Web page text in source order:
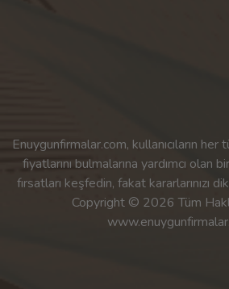
Enuygunfirmalar.com, kullanıcıların
fiyatlarını bulmalarına yardımcı olan
fırsatları keşfedin, fakat kararlarınızı
Copyright © 2026 Tüm